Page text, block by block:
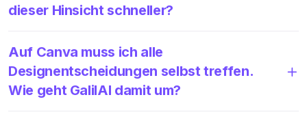
dieser Hinsicht schneller?
Auf Canva muss ich alle
Designentscheidungen selbst treffen.
Wie geht GalilAI damit um?